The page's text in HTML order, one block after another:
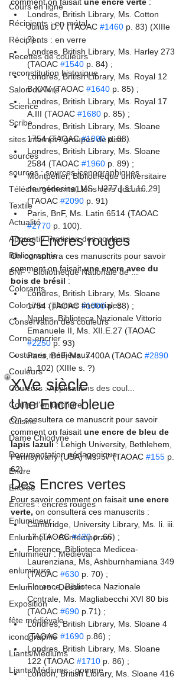
Cours en ligne
Récipients : en métal
Récipients : en verre
Recettes de couleurs
reconstitution historique
Salon du livre
Science
Scribe
sites internet / groupes de disc...
sources
sources : sources iconographiques
Téléchargements/Liens vers docum...
Textile
Actualité
Apprenti / Praticien des couleurs
Bibliographie
BNF - Bibliothèque Nationale de ...
Colorants
Colorants : plantes tinctoriales
Conservation des couleurs
Corne-encrier
Costumes médiévaux
Couleurs
Couleurs : Applications des coul...
Cours d'enluminure
Cuisine
Dame Chlodyne
Documentation pédagogique
Encre
Encres
Encres : encres rouges
Enlumineur
Enlumineur : Contemporain
Enlumineur : Médiéval
enluminure
Enluminure : Dessin
Exposition
fête médiévale
iconographie
Liants/Médiums
Liants/Médiums : gomme
Londres, British Library, Ms. Cotton
Julius D.V (TAOAC #1460 p. 83) (XIIIe
?) ;
Londres, British Library, Ms. Harley 273
(TAOAC #1540 p. 84) ;
Londres, British Library, Ms. Royal 12
B.XXV (TAOAC #1640 p. 85) ;
Londres, British Library, Ms. Royal 17
A.III (TAOAC #1680 p. 85) ;
Londres, British Library, Ms. Sloane
1754 (TAOAC #1900 p. 88)
Londres, British Library, Ms. Sloane
2584 (TAOAC #1960 p. 89) ;
Montpellier, Bibliothèque universitaire
de médecine, MS. H277 [ §1.16.29]
(TAOAC #2090 p. 91)
Paris, BnF, Ms. Latin 6514 (TAOAC
#2770 p. 100).
Des Encres rouges
On consultera ces manuscrits pour savoir
comment on faisait une encre avec du
bois de brésil :
Londres, British Library, Ms. Sloane
1754 (TAOAC #1900 p. 88) ;
Naples, Biblioteca Nazionale Vittorio
Emanuele II, Ms. XII.E.27 (TAOAC
#2250 p. 93)
Paris, BnF, Ms. 7400A (TAOAC #2890
p. 102) (XIIIe s. ?)
XVe siècle
Une Encre bleue
On consultera ce manuscrit pour savoir
comment on faisait une encre de bleu de
lapis lazuli : Lehigh University, Bethlehem,
Pennsylvany (USA) Ms. 57 (TAOAC #155 p.
62).
Des Encres vertes
Pour savoir comment on faisait une encre
verte, on consultera ces manuscrits :
Cambridge, University Library, Ms. Ii. iii.
17 (TAOAC #420 p .66) ;
Florence, Biblioteca Medicea-
Laurenziana, Ms, Ashburnhamiana 349
(TAOAC #630 p. 70) ;
Florence, Biblioteca Nazionale
Ccntrale, Ms. Magliabecchi XVI 80 bis
(TAOAC #690 p.71) ;
Londres, British Library, Ms. Sloane 4
(TAOAC #1690 p.86) ;
Londres, British Library, Ms. Sloane
122 (TAOAC #1710 p. 86) ;
London, British Library, Ms. Sloane 416